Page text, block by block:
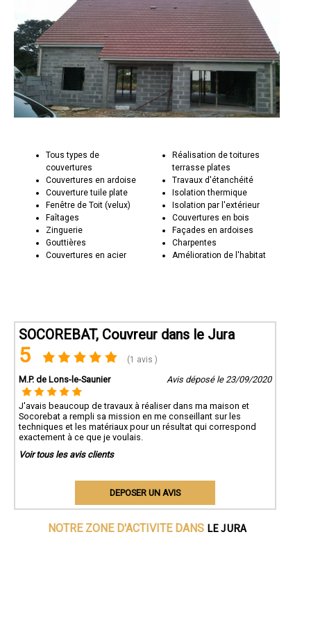
Tous types de
couvertures
Couvertures en ardoise
Couverture tuile plate
Fenêtre de Toit (velux)
Faîtages
Zinguerie
Gouttières
Couvertures en acier
Réalisation de toitures
terrasse plates
Travaux d'étanchéité
Isolation thermique
Isolation par l'extérieur
Couvertures en bois
Façades en ardoises
Charpentes
Amélioration de l'habitat
SOCOREBAT, Couvreur dans le Jura
5 (1 avis )
M.P. de Lons-le-Saunier Avis déposé le 23/09/2020
J'avais beaucoup de travaux à réaliser dans ma maison et
Socorebat a rempli sa mission en me conseillant sur les
techniques et les matériaux pour un résultat qui correspond
exactement à ce que je voulais.
Voir tous les avis clients
DEPOSER UN AVIS
NOTRE ZONE D'ACTIVITE DANS LE JURA